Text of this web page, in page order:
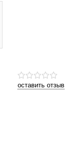
оставить отзыв